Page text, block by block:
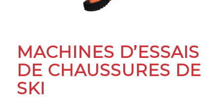
MACHINES D’ESSAIS
DE CHAUSSURES DE
SKI